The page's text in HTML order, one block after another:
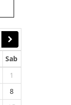
Sab
1
8